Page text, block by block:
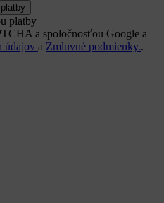
platby
a spoločnosťou Google a
údajov a Zmluvné podmienky..